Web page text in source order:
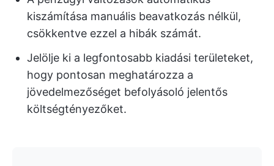
kiszámítása manuális beavatkozás nélkül,
csökkentve ezzel a hibák számát.
Jelölje ki a legfontosabb kiadási területeket,
hogy pontosan meghatározza a
jövedelmezőséget befolyásoló jelentős
költségtényezőket.